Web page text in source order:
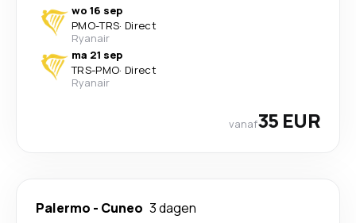
wo 16 sep
PMO-TRS· Direct
Ryanair
ma 21 sep
TRS-PMO· Direct
Ryanair
vanaf35 EUR
Palermo - Cuneo 3 dagen